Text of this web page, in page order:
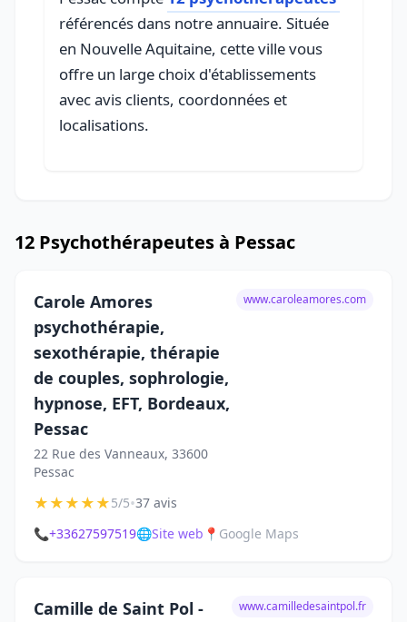
référencés dans notre annuaire. Située
en Nouvelle Aquitaine, cette ville vous
offre un large choix d'établissements
avec avis clients, coordonnées et
localisations.
12 Psychothérapeutes à Pessac
Carole Amores
psychothérapie,
sexothérapie, thérapie
de couples, sophrologie,
hypnose, EFT, Bordeaux,
Pessac
22 Rue des Vanneaux, 33600
Pessac
www.caroleamores.com
★★★★★5/5•37 avis
📞+33627597519🌐Site web 📍 Google Maps
Camille de Saint Pol -
www.camilledesaintpol.fr